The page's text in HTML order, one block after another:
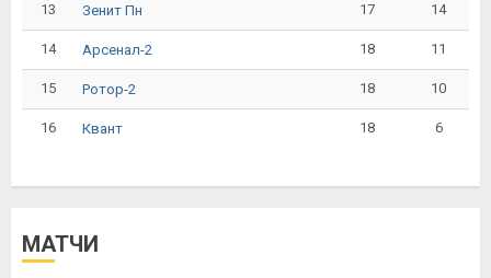
13 Зенит Пн 17 14
14 Арсенал-2 18 11
15 Ротор-2 18 10
16 Квант 18 6
МАТЧИ